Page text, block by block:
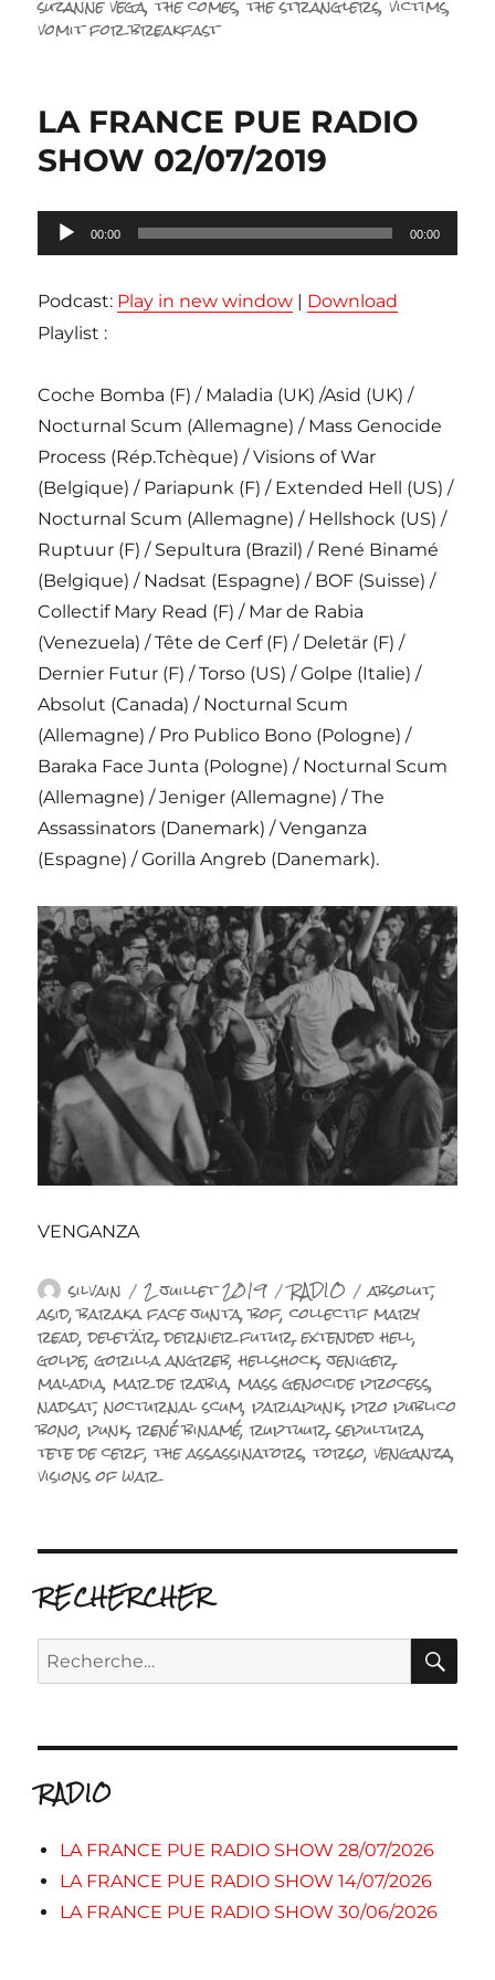
vomit for breakfast
LA FRANCE PUE RADIO
SHOW 02/07/2019
Lecteur
audio
00:00 00:00
Podcast: Play in new window | Download
Playlist :
Coche Bomba (F) / Maladia (UK) /Asid (UK) /
Nocturnal Scum (Allemagne) / Mass Genocide
Process (Rép.Tchèque) / Visions of War
(Belgique) / Pariapunk (F) / Extended Hell (US) /
Nocturnal Scum (Allemagne) / Hellshock (US) /
Ruptuur (F) / Sepultura (Brazil) / René Binamé
(Belgique) / Nadsat (Espagne) / BOF (Suisse) /
Collectif Mary Read (F) / Mar de Rabia
(Venezuela) / Tête de Cerf (F) / Deletär (F) /
Dernier Futur (F) / Torso (US) / Golpe (Italie) /
Absolut (Canada) / Nocturnal Scum
(Allemagne) / Pro Publico Bono (Pologne) /
Baraka Face Junta (Pologne) / Nocturnal Scum
(Allemagne) / Jeniger (Allemagne) / The
Assassinators (Danemark) / Venganza
(Espagne) / Gorilla Angreb (Danemark).
VENGANZA
Auteur
silvain Publié
le
2 juillet 2019 Catégories
RADIO Étiquettes
absolut,
asid,baraka face junta,bof,collectif mary
read,deletär,dernier futur,extended hell,
golpe,gorilla angreb,hellshock,jeniger,
maladia,mar de rabia,mass genocide process,
nadsat,nocturnal scum,pariapunk,pro publico
bono,punk,rené binamé,ruptuur,sepultura,
tete de cerf,the assassinators,torso,venganza,
visions of war
RECHERCHER
Recherche
pour :
RADIO
LA FRANCE PUE RADIO SHOW 28/07/2026
LA FRANCE PUE RADIO SHOW 14/07/2026
LA FRANCE PUE RADIO SHOW 30/06/2026